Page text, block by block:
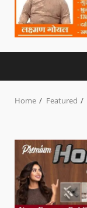
Home Featured